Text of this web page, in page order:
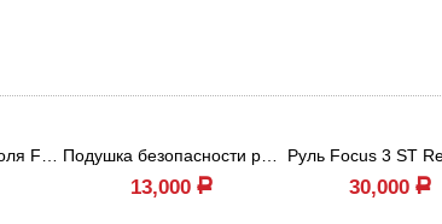
Подушка безопасности руля Focus 3 и Kuga 2...
13,000 Р
Руль Focus 3 ST
30,000 Р